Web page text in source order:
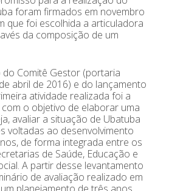
foram firmados em novembro
que foi escolhida a articuladora
da composição de um
Comitê Gestor (portaria
abril de 2016) e do lançamento
atividade realizada foi a
o objetivo de elaborar uma
avaliar a situação de Ubatuba
voltadas ao desenvolvimento
de forma integrada entre os
de Saúde, Educação e
A partir desse levantamento
de avaliação realizado em